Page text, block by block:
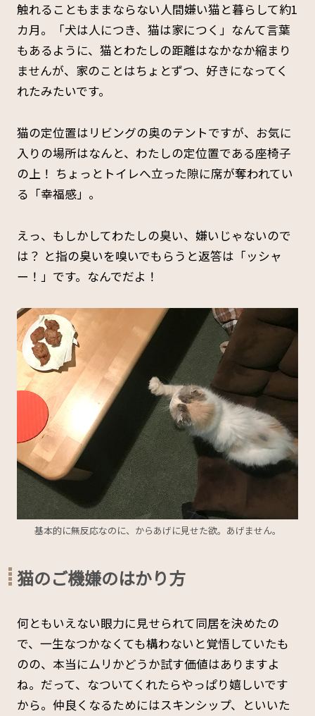
触れることもままならない人間嫌い猫と暮らして約1
カ月。「犬は人につき、猫は家につく」なんて言葉
もあるように、猫とわたしの距離はなかなか縮まり
ませんが、家のことはちょとずつ、好きになってく
れたみたいです。
猫の定位置はリビングの奥のテントですが、お気に
入りの場所はなんと、わたしの定位置である座椅子
の上！ ちょっとトイレへ立った隙に席が奪われてい
る「幸福感」。
えっ、もしかしてわたしの臭い、嫌いじゃないので
は？ と指の臭いを嗅いでもらうと返答は「ッシャ
ー！」です。なんでだよ！
基本的に無反応なのに、からあげに見せた欲。あげません。
猫のご機嫌のはかり方
何ともいえない眼力に見せられて同居を決めたの
で、一生なつかなくても構わないと覚悟していたも
のの、本当にムリかどうか試す価値はありますよ
ね。だって、なついてくれたらやっぱり嬉しいです
から。仲良くなるためにはスキンシップ、といいた